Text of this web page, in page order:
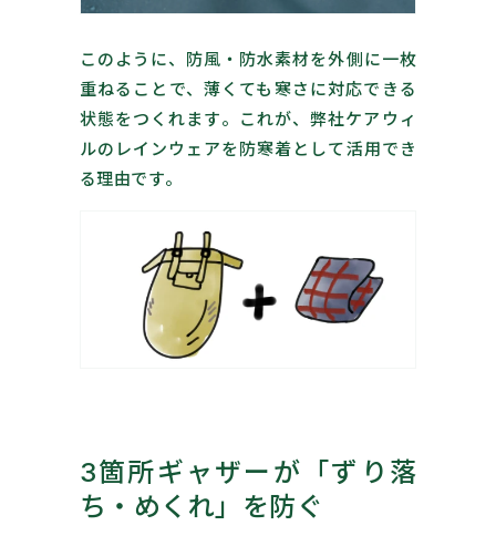
このように、防風・防水素材を外側に一枚
重ねることで、薄くても寒さに対応できる
状態をつくれます。これが、弊社ケアウィ
ルのレインウェアを防寒着として活用でき
る理由です。
3箇所ギャザーが「ずり落
ち・めくれ」を防ぐ